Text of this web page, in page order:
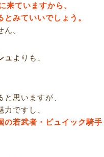
来ていますから、
みていいでしょう。
。
ュ よりも、
思いますが、
ですし、
の若武者・ビュイック騎手